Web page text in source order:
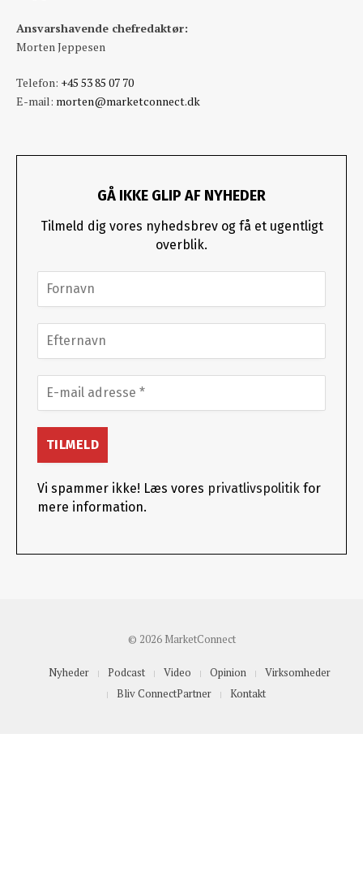
Ansvarshavende chefredaktør:
Morten Jeppesen
Telefon: +45 53 85 07 70
E-mail: morten@marketconnect.dk
GÅ IKKE GLIP AF NYHEDER
Tilmeld dig vores nyhedsbrev og få et ugentligt
overblik.
Vi spammer ikke! Læs vores privatlivspolitik for
mere information.
© 2026 MarketConnect
Nyheder Podcast Video Opinion
Virksomheder
Bliv ConnectPartner
Kontakt